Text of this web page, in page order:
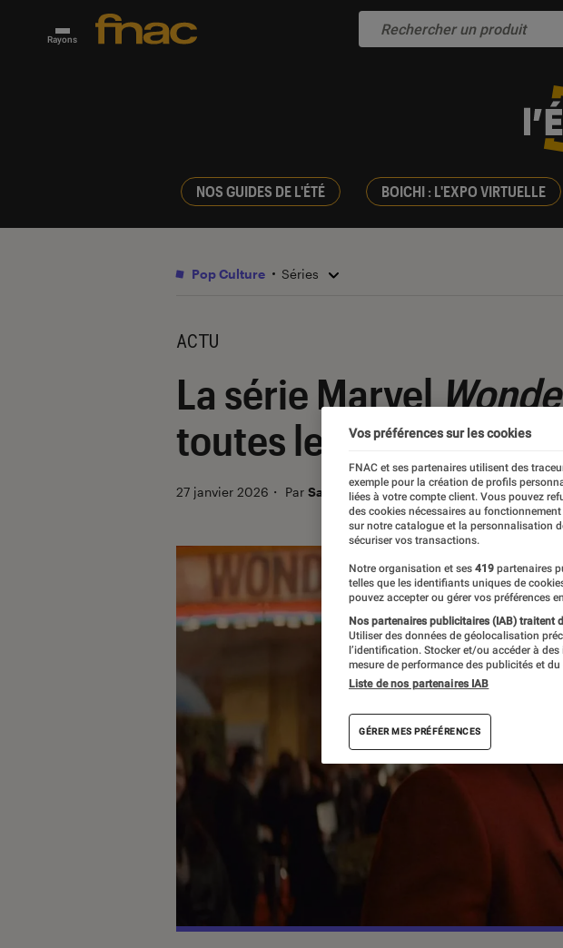
Rayons
NOS GUIDES DE L'ÉTÉ BOICHI : L'EXPO VIRTUELLE
Pop Culture Séries
ACTU
La série Marvel
toutes les infos
27 janvier 2026 ・ Par Sarah Dupont
Vos préférences sur les cookies
FNAC et ses partenaires utilisent des
exemple pour la création de profils
liées à votre compte client. Vous pouvez
des cookies nécessaires au
sur notre catalogue et la personnalisation
sécuriser vos transactions.
Notre organisation et ses 419 partenaires
telles que les identifiants uniques de
pouvez accepter ou gérer vos préférences
Nos partenaires publicitaires (IAB) traitent
Utiliser des données de géolocalisation
l’identification. Stocker et/ou accéder à
mesure de performance des publicités et
Liste de nos partenaires IAB
GÉRER MES PRÉFÉRENCES